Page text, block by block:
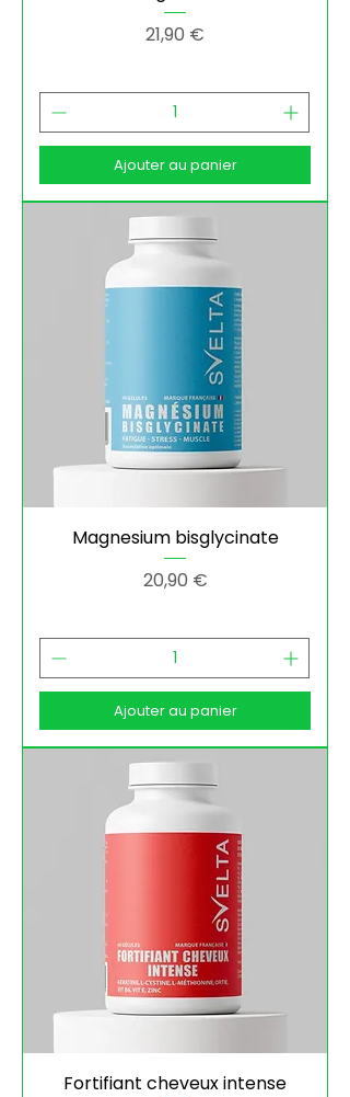
Prix
21,90 €
Ajouter au panier
Magnesium bisglycinate
Prix
20,90 €
Ajouter au panier
Fortifiant cheveux intense